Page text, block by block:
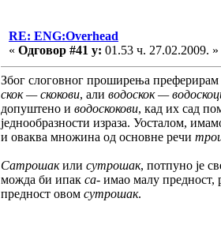
RE: ENG:Overhead
« Одговор #41 у: 01.53 ч. 27.02.2009. »
Због слоговног проширења
скок — скокови, али водоскок —
допуштено и водоскокови, кад их сад
једнообразности израза. Уосталом,
и оваква множина од основне речи
Сатрошакили сутрошак, потпуно је
можда би ипак са- имао малу предност,
предност овом сутрошак.